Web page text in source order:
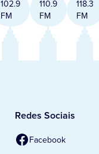
102.9
FM
110.9
FM
118.3
FM
Redes Sociais
Facebook